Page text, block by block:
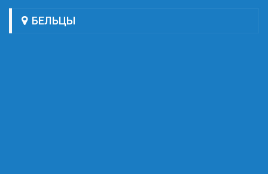
БЕЛЬЦЫ